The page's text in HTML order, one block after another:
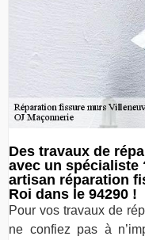
Des travaux de
avec un spécialiste
artisan réparation
Roi dans le 94290 !
Pour vos travaux de
ne confiez pas à